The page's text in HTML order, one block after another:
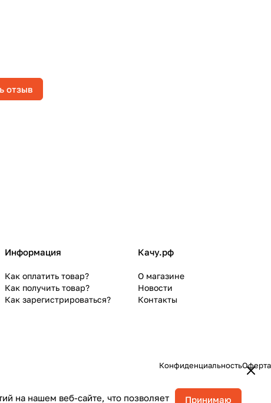
отзыв
Информация
Как оплатить товар?
Как получить товар?
Как зарегистрироваться?
Качу.рф
О магазине
Новости
Контакты
КонфиденциальностьОферта
на нашем веб-сайте, что позволяет Принимаю